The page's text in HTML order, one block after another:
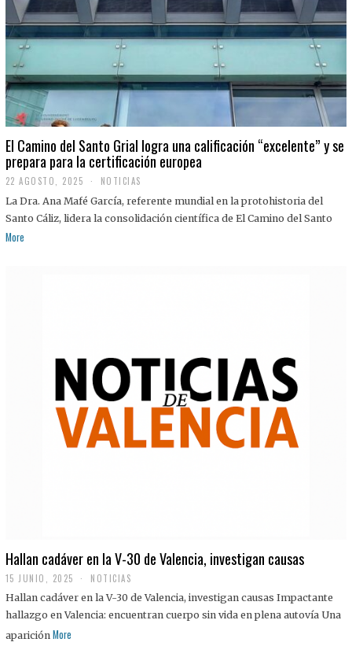
El Camino del Santo Grial logra una calificación “excelente” y se
prepara para la certificación europea
22 AGOSTO, 2025
2
A
G
NOTICIAS
La Dra. Ana Mafé García, referente mundial en la protohistoria del
Santo Cáliz, lidera la consolidación científica de El Camino del Santo
More
Hallan cadáver en la V-30 de Valencia, investigan causas
15 JUNIO, 2025 NOTICIAS
Hallan cadáver en la V-30 de Valencia, investigan causas Impactante
hallazgo en Valencia: encuentran cuerpo sin vida en plena autovía Una
aparición More